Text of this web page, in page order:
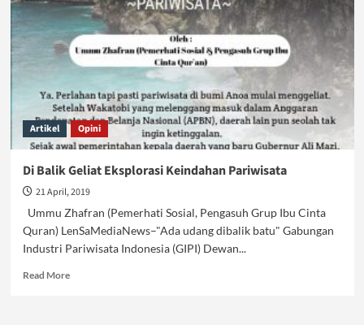
Artikel Opini
Di Balik Geliat Eksplorasi Keindahan Pariwisata
21 April, 2019
Ummu Zhafran (Pemerhati Sosial, Pengasuh Grup Ibu Cinta
Quran) LenSaMediaNews–"Ada udang dibalik batu" Gabungan
Industri Pariwisata Indonesia (GIPI) Dewan...
Read MoreRead